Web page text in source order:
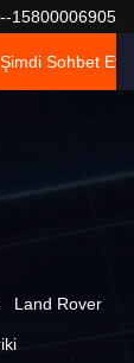
15800006905
Şimdi Sohbet Et.
Land Rover